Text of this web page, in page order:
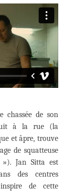
chassée de son
à la rue (la
et âpre, trouve
de squatteuse
»). Jan Sitta est
des centres
de cette